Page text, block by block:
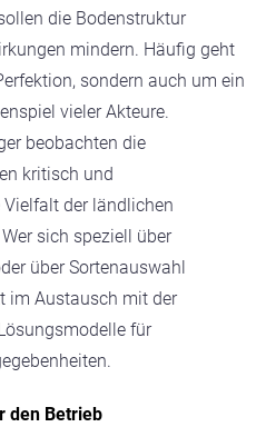
die Bodenstruktur
mindern. Häufig geht
sondern auch um ein
vieler Akteure.
beobachten die
kritisch und
der ländlichen
sich speziell über
über Sortenauswahl
im Austausch mit der
für
den Betrieb